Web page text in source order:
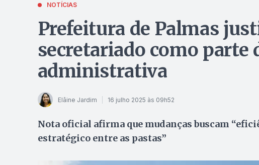
NOTÍCIAS
Prefeitura de Palmas
secretariado como parte
administrativa
Elâine Jardim 16 julho 2025 às 09h52
Nota oficial afirma que mudanças buscam
estratégico entre as pastas”